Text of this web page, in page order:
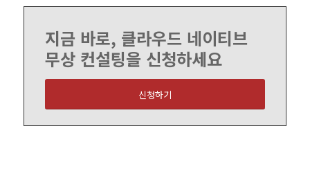
지금 바로, 클라우드 네이티브
무상 컨설팅을 신청하세요
신청하기